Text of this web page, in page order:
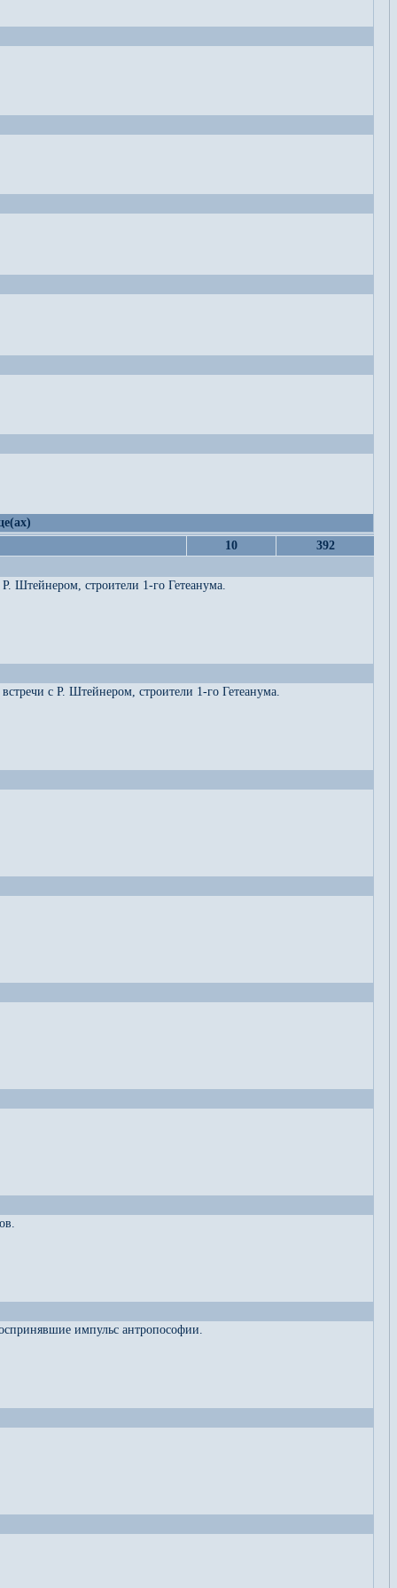
10
392
Штейнером, строители 1-го Гетеанума.
с Р. Штейнером, строители 1-го Гетеанума.
импульс антропософии.